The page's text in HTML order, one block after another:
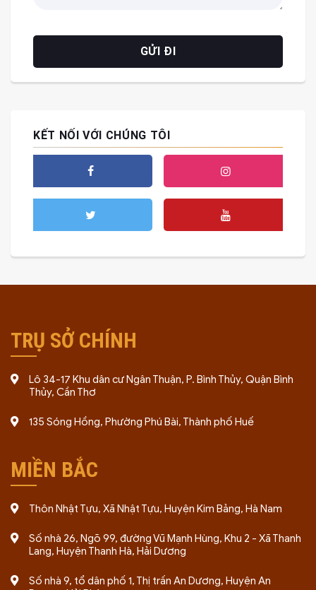
KẾT NỐI VỚI CHÚNG TÔI
TRỤ SỞ CHÍNH
Lô 34-17 Khu dân cư Ngân Thuận, P. Bình Thủy, Quận Bình
Thủy, Cần Thơ
135 Sóng Hồng, Phường Phú Bài, Thành phố Huế
MIỀN BẮC
Thôn Nhật Tựu, Xã Nhật Tựu, Huyện Kim Bảng, Hà Nam
Số nhà 26, Ngõ 99, đường Vũ Mạnh Hùng, Khu 2 - Xã Thanh
Lang, Huyện Thanh Hà, Hải Dương
Số nhà 9, tổ dân phố 1, Thị trấn An Dương, Huyện An